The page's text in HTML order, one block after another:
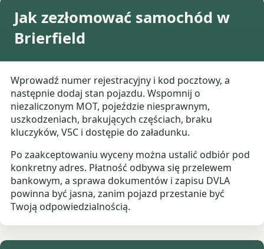
Jak zezłomować samochód w
Brierfield
Wprowadź numer rejestracyjny i kod pocztowy, a
następnie dodaj stan pojazdu. Wspomnij o
niezaliczonym MOT, pojeździe niesprawnym,
uszkodzeniach, brakujących częściach, braku
kluczyków, V5C i dostępie do załadunku.
Po zaakceptowaniu wyceny można ustalić odbiór pod
konkretny adres. Płatność odbywa się przelewem
bankowym, a sprawa dokumentów i zapisu DVLA
powinna być jasna, zanim pojazd przestanie być
Twoją odpowiedzialnością.